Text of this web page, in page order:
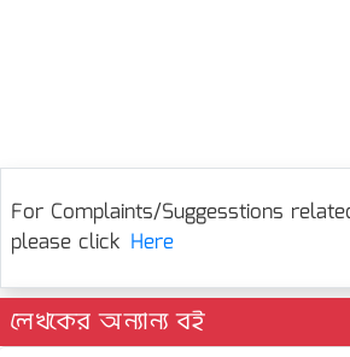
For Complaints/Suggesstions
please click Here
লেখকের অন্যান্য বই